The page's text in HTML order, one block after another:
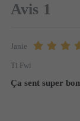
Avis 1
Janie
Ti Fwi
Ça sent super